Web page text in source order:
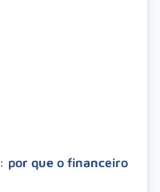
por que o financeiro